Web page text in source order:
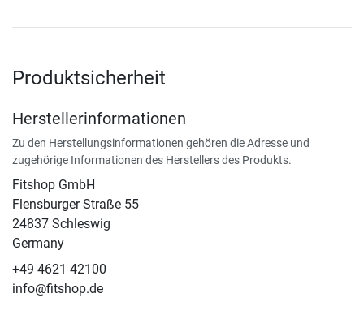
Produktsicherheit
Herstellerinformationen
Zu den Herstellungsinformationen gehören die Adresse und
zugehörige Informationen des Herstellers des Produkts.
Fitshop GmbH
Flensburger Straße 55
24837 Schleswig
Germany
+49 4621 42100
info@fitshop.de